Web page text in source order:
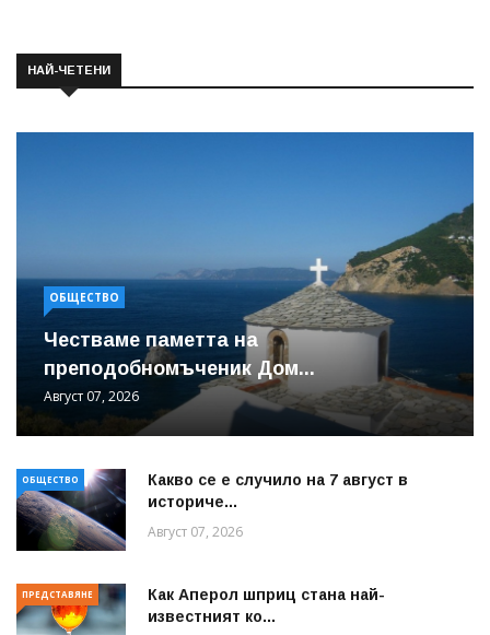
НАЙ-ЧЕТЕНИ
ОБЩЕСТВО
Честваме паметта на
преподобномъченик Дом...
Август 07, 2026
ОБЩЕСТВО
Какво се е случило на 7 август в
историче...
Август 07, 2026
ПРЕДСТАВЯНЕ
Как Аперол шприц стана най-
известният ко...